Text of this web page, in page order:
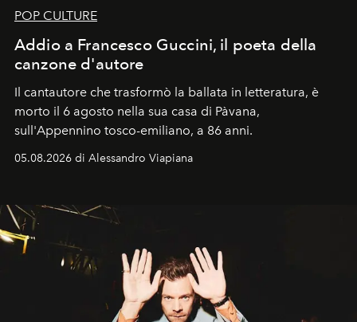
POP CULTURE
Addio a Francesco Guccini, il poeta della
canzone d'autore
Il cantautore che trasformò la ballata in letteratura, è
morto il 6 agosto nella sua casa di Pàvana,
sull'Appennino tosco-emiliano, a 86 anni.
05.08.2026 di Alessandro Viapiana